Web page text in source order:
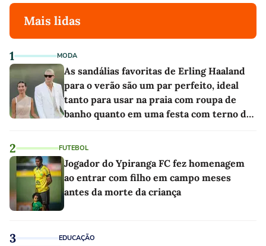
Mais lidas
1 MODA
As sandálias favoritas de Erling Haaland
para o verão são um par perfeito, ideal
tanto para usar na praia com roupa de
banho quanto em uma festa com terno de
2 FUTEBOL
Jogador do Ypiranga FC fez homenagem
ao entrar com filho em campo meses
antes da morte da criança
3 EDUCAÇÃO